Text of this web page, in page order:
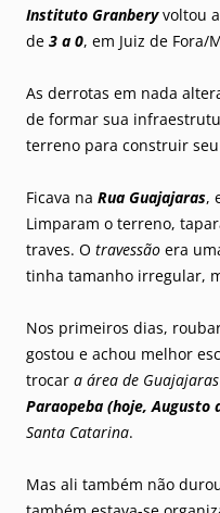
Instituto Granberyvoltou
de 3 a 0, em Juiz de Fora/
As derrotas em nada
de formar sua
terreno para construir seu
Ficava na Rua Guajajaras,
Limparam o terreno,
traves. O travessão era
tinha tamanho irregular,
Nos primeiros dias,
gostou e achou melhor
trocar a área de Guajajaras
Paraopeba (hoje, Augusto
Santa Catarina.
Mas ali também não